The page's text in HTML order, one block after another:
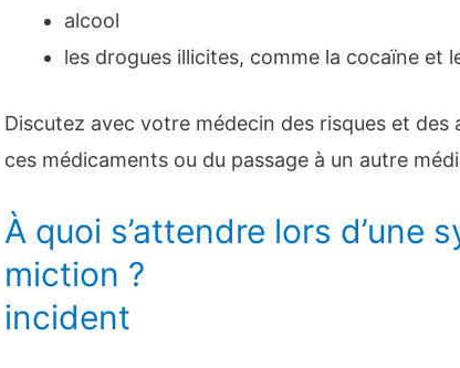
alcool
les drogues illicites, comme la cocaïne et
Discutez avec votre médecin des risques et des
ces médicaments ou du passage à un autre
À quoi s’attendre lors d’une
miction ?
incident